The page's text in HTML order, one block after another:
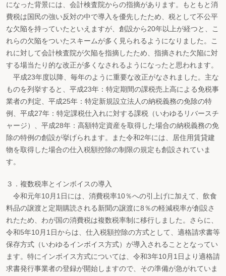
になった背景には、会計検査院からの指摘があります。もともと消
費税は国民の強い反対の中で導入を優先したため、税として不公平
な欠陥を持っていたといえますが、創設から20年以上が経つと、こ
れらの欠陥をついたスキームが多く見られるようになりました。こ
れに対して会計検査院が欠陥を指摘したため、指摘された欠陥に対
する場当たり的な改正が多くなされるようになったと思われます。
平成23年度以降、毎年のように重要な改正がなされました。主な
ものを列挙すると、平成23年：特定期間の課税売上高による免税事
業者の判定、平成25年：特定新規設立法人の納税義務の免除の特
例、平成27年：特定課税仕入れに対する課税（いわゆるリバースチ
ャージ）、平成28年：高額特定資産を取得した場合の納税義務の免
除の特例の創設が挙げられます。また令和2年には、居住用賃貸建
物を取得した場合の仕入税額控除の制限の規定も創設されていま
す。
３．複数税率とインボイスの導入
令和元年10月1日には、消費税率10％への引上げに加えて、飲食
料品の譲渡と定期購読される新聞の譲渡に8％の軽減税率が創設さ
れたため、わが国の消費税は複数税率制に移行しました。さらに、
令和5年10月1日からは、仕入税額控除の方式として、適格請求書等
保存方式（いわゆるインボイス方式）が導入されることとなってい
ます。特にインボイス方式については、令和3年10月1日より適格請
求書発行事業者の登録が開始しますので、その準備が急がれていま